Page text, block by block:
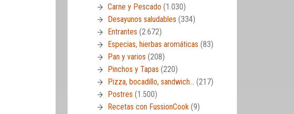
Carne y Pescado (1.030)
Desayunos saludables (334)
Entrantes (2.672)
Especias, hierbas aromáticas (83)
Pan y varios (208)
Pinchos y Tapas (220)
Pizza, bocadillo, sandwich… (217)
Postres (1.500)
Recetas con FussionCook (9)